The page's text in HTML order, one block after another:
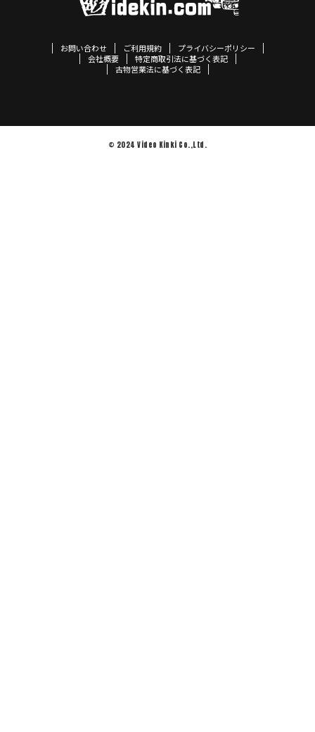
お問い合わせ ご利用規約
プライバシーポリシー
会社概要
特定商取引法に基づく表記
古物営業法に基づく表記
© 2024 Video Kinki Co.,Ltd.